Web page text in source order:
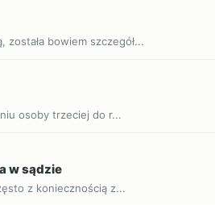
bowiem szczegół...
osoby trzeciej do r...
w sądzie
z koniecznością z...